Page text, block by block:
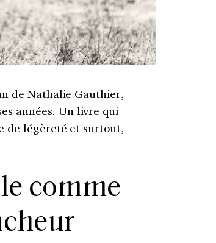
de Nathalie Gauthier,
années. Un livre qui
de légèreté et surtout,
comme